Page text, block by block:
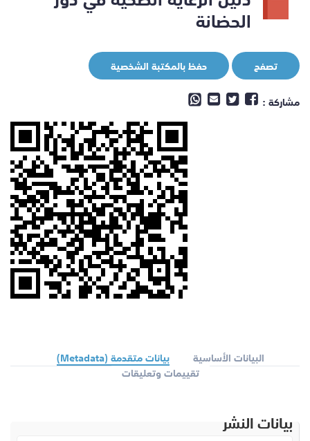
الحضانة
تصفح
حفظ بالمكتبة الشخصية
مشاركة :
البيانات الأساسية
بيانات متقدمة (Metadata)
تقييمات وتعليقات
بيانات النشر